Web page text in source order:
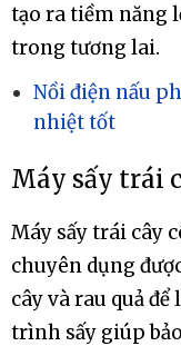
tạo ra tiềm năng
trong tương lai.
Nồi điện nấu
nhiệt tốt
Máy sấy trái
Máy sấy trái cây
chuyên dụng
cây và rau quả
trình sấy giúp